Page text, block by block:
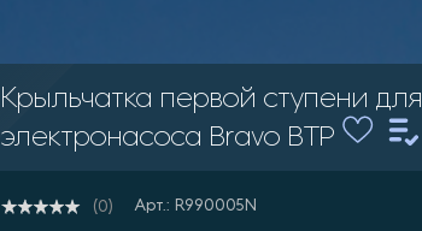
Крыльчатка первой ступени для
электронасоса Bravo BTP
(0) Арт.: R990005N